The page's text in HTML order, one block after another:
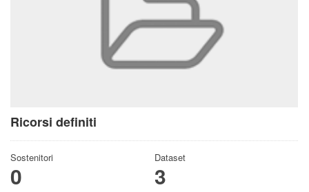
Ricorsi definiti
Sostenitori
0
Dataset
3